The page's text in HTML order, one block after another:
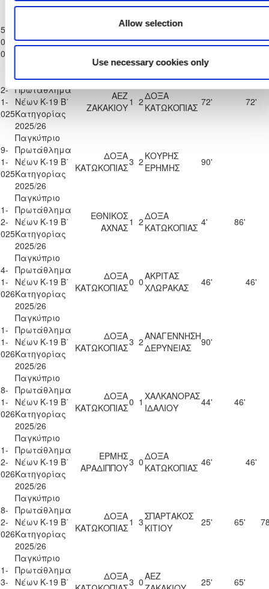
Allow selection
Use necessary cookies only
2025/26
Νέων Κ-19 Β΄ ΚΑΤΩΚΟΠΙΑΣ4 2ΚΕΡΥΝΕΙΑΣ
90'
Παγκύπριο
Πρωτάθλημα
Νέων Κ-19 Β΄
Κατηγορίας
2025/26
ΑΕΖ
ΖΑΚΑΚΙΟΥ1 2ΔΟΞΑ
ΚΑΤΩΚΟΠΙΑΣ 72' 72'
Παγκύπριο
Πρωτάθλημα
Νέων Κ-19 Β΄
Κατηγορίας
2025/26
ΔΟΞΑ
ΚΑΤΩΚΟΠΙΑΣ3 2 ΚΟΥΡΗΣ
ΕΡΗΜΗΣ
90'
Παγκύπριο
Πρωτάθλημα
Νέων Κ-19 Β΄
Κατηγορίας
2025/26
ΕΘΝΙΚΟΣ
ΑΧΝΑΣ1 2ΔΟΞΑ
ΚΑΤΩΚΟΠΙΑΣ 4' 86'
Παγκύπριο
Πρωτάθλημα
Νέων Κ-19 Β΄
Κατηγορίας
2025/26
ΔΟΞΑ
ΚΑΤΩΚΟΠΙΑΣ0 0ΑΚΡΙΤΑΣ
ΧΛΩΡΑΚΑΣ
46' 46'
Παγκύπριο
Πρωτάθλημα
Νέων Κ-19 Β΄
Κατηγορίας
2025/26
ΔΟΞΑ
ΚΑΤΩΚΟΠΙΑΣ3 2ΑΝΑΓΕΝΝΗΣΗ
ΔΕΡΥΝΕΙΑΣ
90'
Παγκύπριο
Πρωτάθλημα
Νέων Κ-19 Β΄
Κατηγορίας
2025/26
ΔΟΞΑ
ΚΑΤΩΚΟΠΙΑΣ0 1 ΧΑΛΚΑΝΟΡΑΣ
ΙΔΑΛΙΟΥ
44' 46'
Παγκύπριο
Πρωτάθλημα
Νέων Κ-19 Β΄
Κατηγορίας
2025/26
ΕΡΜΗΣ
ΑΡΑΔΙΠΠΟΥ3 0ΔΟΞΑ
ΚΑΤΩΚΟΠΙΑΣ 46' 46'
Παγκύπριο
Πρωτάθλημα
Νέων Κ-19 Β΄
Κατηγορίας
2025/26
ΔΟΞΑ
ΚΑΤΩΚΟΠΙΑΣ1 3ΣΠΑΡΤΑΚΟΣ
ΚΙΤΙΟΥ
25' 65'
Παγκύπριο
Πρωτάθλημα
Νέων Κ-19 Β΄
ΔΟΞΑ3 0ΑΕΖ
25' 65'